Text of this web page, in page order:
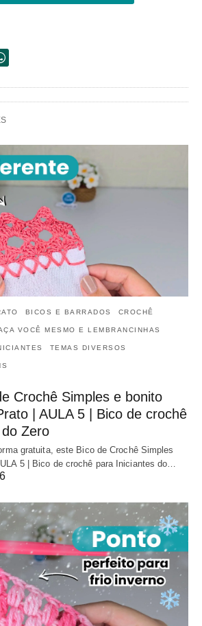
BICOS E BARRADOS CROCHÊ
VOCÊ MESMO E LEMBRANCINHAS
TEMAS DIVERSOS
Crochê Simples e bonito
| AULA 5 | Bico de crochê
Zero
gratuita, este Bico de Crochê Simples
5 | Bico de crochê para Iniciantes do…